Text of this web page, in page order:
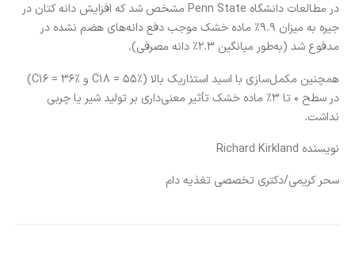
در مطالعات دانشگاه Penn State مشخص شد که افزایش دانه کتان در
جیره به میزان 9.9٪ ماده خشک موجب دفع دانه‌های هضم نشده در
مدفوع شد (به‌طور میانگین 2.3٪ دانه مصرفی).
همچنین مکمل‌سازی با اسید استئاریک بالا (C18 = 55٪ و C16 = 36٪)
در سطح 0 تا 3٪ ماده خشک تأثیر معنی‌داری بر تولید شیر یا چربی
نداشت.
نویسنده Richard Kirkland
سحر کریمی/دکتری تخصصی تغذیه دام